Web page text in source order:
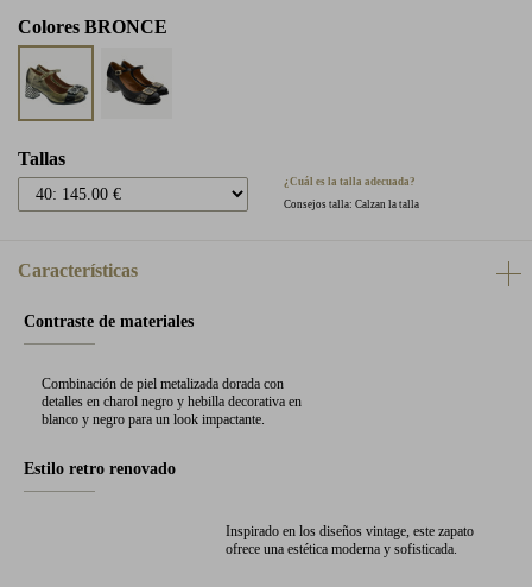
Colores BRONCE
Tallas
¿Cuál es la talla adecuada?
Consejos talla: Calzan la talla
Características
Contraste de materiales
Combinación de piel metalizada dorada con
detalles en charol negro y hebilla decorativa en
blanco y negro para un look impactante.
Estilo retro renovado
Inspirado en los diseños vintage, este zapato
ofrece una estética moderna y sofisticada.